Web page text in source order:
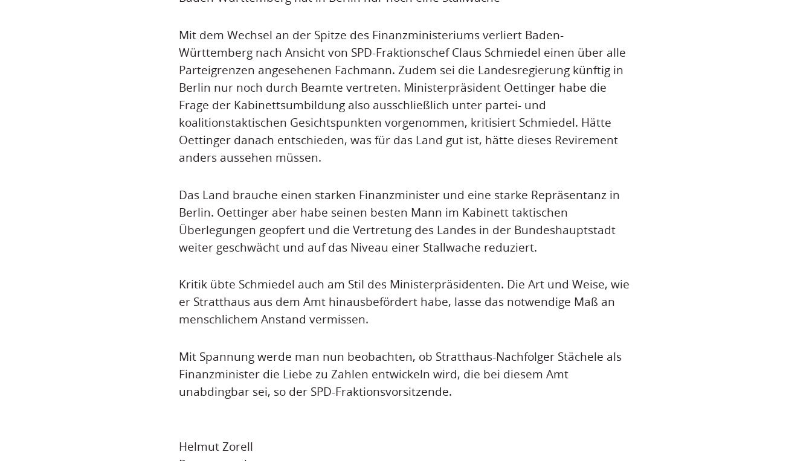
Mit dem Wechsel an der Spitze des Finanzministeriums verliert Baden-
Württemberg nach Ansicht von SPD-Fraktionschef Claus Schmiedel einen über alle
Parteigrenzen angesehenen Fachmann. Zudem sei die Landesregierung künftig in
Berlin nur noch durch Beamte vertreten. Ministerpräsident Oettinger habe die
Frage der Kabinettsumbildung also ausschließlich unter partei- und
koalitionstaktischen Gesichtspunkten vorgenommen, kritisiert Schmiedel. Hätte
Oettinger danach entschieden, was für das Land gut ist, hätte dieses Revirement
anders aussehen müssen.
Das Land brauche einen starken Finanzminister und eine starke Repräsentanz in
Berlin. Oettinger aber habe seinen besten Mann im Kabinett taktischen
Überlegungen geopfert und die Vertretung des Landes in der Bundeshauptstadt
weiter geschwächt und auf das Niveau einer Stallwache reduziert.
Kritik übte Schmiedel auch am Stil des Ministerpräsidenten. Die Art und Weise, wie
er Stratthaus aus dem Amt hinausbefördert habe, lasse das notwendige Maß an
menschlichem Anstand vermissen.
Mit Spannung werde man nun beobachten, ob Stratthaus-Nachfolger Stächele als
Finanzminister die Liebe zu Zahlen entwickeln wird, die bei diesem Amt
unabdingbar sei, so der SPD-Fraktionsvorsitzende.
Helmut Zorell